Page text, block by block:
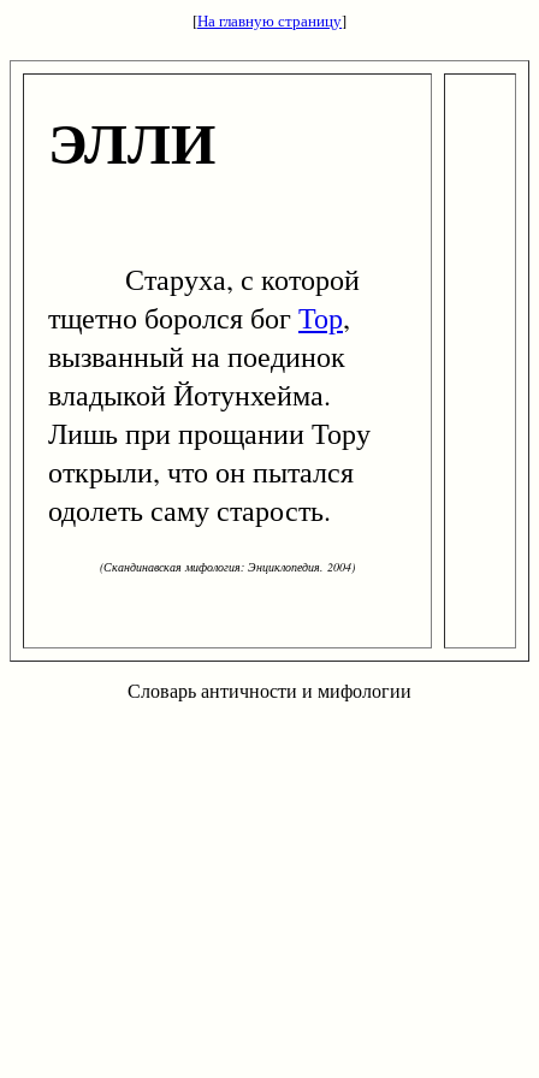
[На главную страницу]
ЭЛЛИ
Старуха, с которой
тщетно боролся богТор,
вызванный на поединок
владыкой Йотунхейма.
Лишь при прощании Тору
открыли, что он пытался
одолеть саму старость.
(Скандинавская мифология: Энциклопедия. 2004)
Словарь античности и мифологии